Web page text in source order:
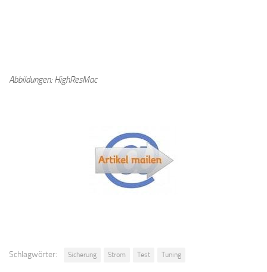
Abbildungen: HighResMac
Schlagwörter: Sicherung Strom Test Tuning